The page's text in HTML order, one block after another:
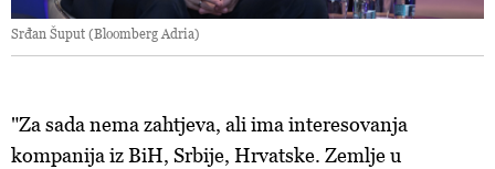
Srđan Šuput (Bloomberg Adria)
"Za sada nema zahtjeva, ali ima interesovanja
kompanija iz BiH, Srbije, Hrvatske. Zemlje u